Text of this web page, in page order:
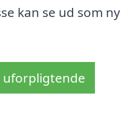
kan se ud som ny
uforpligtende